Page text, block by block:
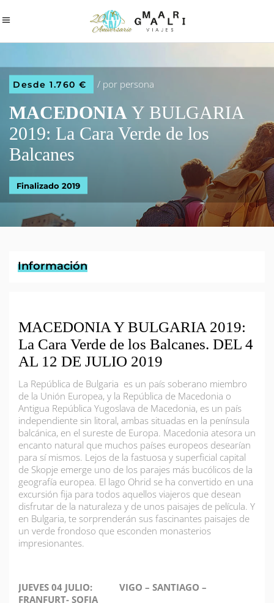
Desde 1.760 € / por persona
MACEDONIA Y BULGARIA
2019: La Cara Verde de los
Balcanes
Finalizado 2019
Información
MACEDONIA Y BULGARIA 2019:
La Cara Verde de los Balcanes. DEL 4
AL 12 DE JULIO 2019
La República de Bulgaria ​ es un país soberano miembro
de la Unión Europea, y la República de Macedonia o
Antigua República Yugoslava de Macedonia, es un país
independiente sin litoral, ambas situadas en la península
balcánica, en el sureste de Europa. Macedonia atesora un
encanto natural que muchos países europeos desearían
para sí mismos. Lejos de la fastuosa y superficial capital
de Skopje emerge uno de los parajes más bucólicos de la
geografía europea. El lago Ohrid se ha convertido en una
excursión fija para todos aquellos viajeros que desean
disfrutar de la naturaleza y de unos paisajes de película. Y
en Bulgaria, te sorprenderán sus fascinantes paisajes de
un verde frondoso que esconden monasterios
impresionantes.
JUEVES 04 JULIO: VIGO – SANTIAGO –
FRANFURT- SOFIA